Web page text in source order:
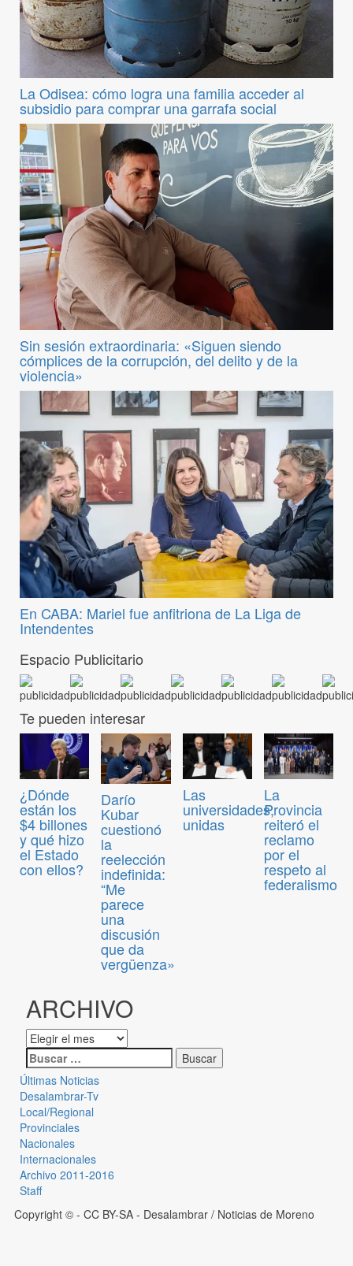
La Odisea: cómo logra una familia acceder al
subsidio para comprar una garrafa social
Sin sesión extraordinaria: «Siguen siendo
cómplices de la corrupción, del delito y de la
violencia»
En CABA: Mariel fue anfitriona de La Liga de
Intendentes
Espacio Publicitario
Te pueden interesar
¿Dónde
están los
$4 billones
y qué hizo
el Estado
con ellos?
Darío
Kubar
cuestionó
la
reelección
indefinida:
“Me
parece
una
discusión
que da
vergüenza»
Las
universidades,
unidas
La
Provincia
reiteró el
reclamo
por el
respeto al
federalismo
ARCHIVO
Últimas Noticias
Desalambrar-Tv
Local/Regional
Provinciales
Nacionales
Internacionales
Archivo 2011-2016
Staff
Copyright © - CC BY-SA - Desalambrar / Noticias de Moreno